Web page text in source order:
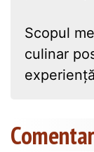
Scopul
culinar